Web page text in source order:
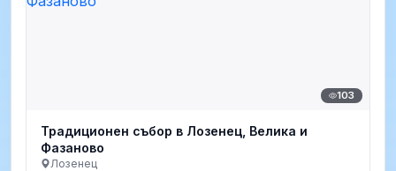
103
Традиционен събор в Лозенец, Велика и
Фазаново
Лозенец